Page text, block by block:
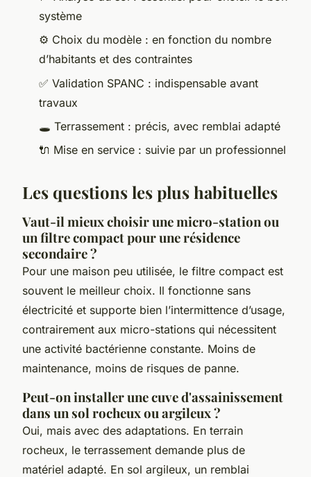
système
⚙️ Choix du modèle : en fonction du nombre
d’habitants et des contraintes
✅ Validation SPANC : indispensable avant
travaux
🕳️ Terrassement : précis, avec remblai adapté
🔌 Mise en service : suivie par un professionnel
Les questions les plus habituelles
Vaut-il mieux choisir une micro-station ou
un filtre compact pour une résidence
secondaire ?
Pour une maison peu utilisée, le filtre compact est
souvent le meilleur choix. Il fonctionne sans
électricité et supporte bien l’intermittence d’usage,
contrairement aux micro-stations qui nécessitent
une activité bactérienne constante. Moins de
maintenance, moins de risques de panne.
Peut-on installer une cuve d'assainissement
dans un sol rocheux ou argileux ?
Oui, mais avec des adaptations. En terrain
rocheux, le terrassement demande plus de
matériel adapté. En sol argileux, un remblai